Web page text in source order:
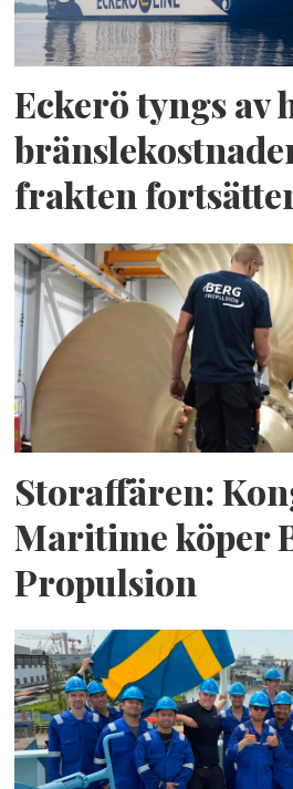
Eckerö tyngs av
frakten
Storaffären:
Maritime köper
Propulsion